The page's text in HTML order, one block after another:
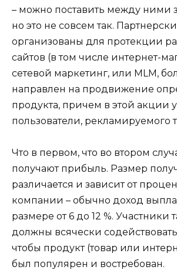
– можно поставить между ними
но это не совсем так.
организованы для протекции
сайтов (в том числе интернет-
сетевой маркетинг, или MLM,
направлен на продвижение
продукта, причем в этой акции
пользователи, рекламируемого
Что в первом, что во втором
получают прибыль. Размер
различается и зависит от
компании – обычно доход
размере от 6 до 12 %. Участники
должны всячески
чтобы продукт (товар или
был популярен и востребован.